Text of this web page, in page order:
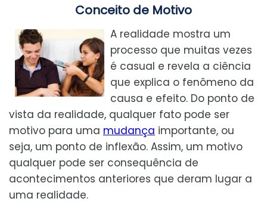
Conceito de Motivo
A realidade mostra um
processo que muitas vezes
é casual e revela a ciência
que explica o fenômeno da
causa e efeito. Do ponto de
vista da realidade, qualquer fato pode ser
motivo para uma mudança importante, ou
seja, um ponto de inflexão. Assim, um motivo
qualquer pode ser consequência de
acontecimentos anteriores que deram lugar a
uma realidade.